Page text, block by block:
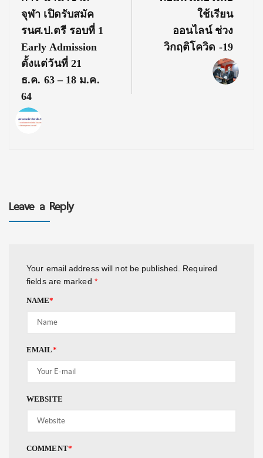
จุฬา เปิดรับสมัค
รนศ.ป.ตรี รอบที่ 1
Early Admission
ตั้งแต่วันที่ 21
ธ.ค. 63 – 18 ม.ค.
64
ใช้เรียน
ออนไลน์ ช่วง
วิกฤติโควิด -19
Leave a Reply
Your email address will not be published.
Required
fields are marked *
NAME*
EMAIL*
WEBSITE
COMMENT*